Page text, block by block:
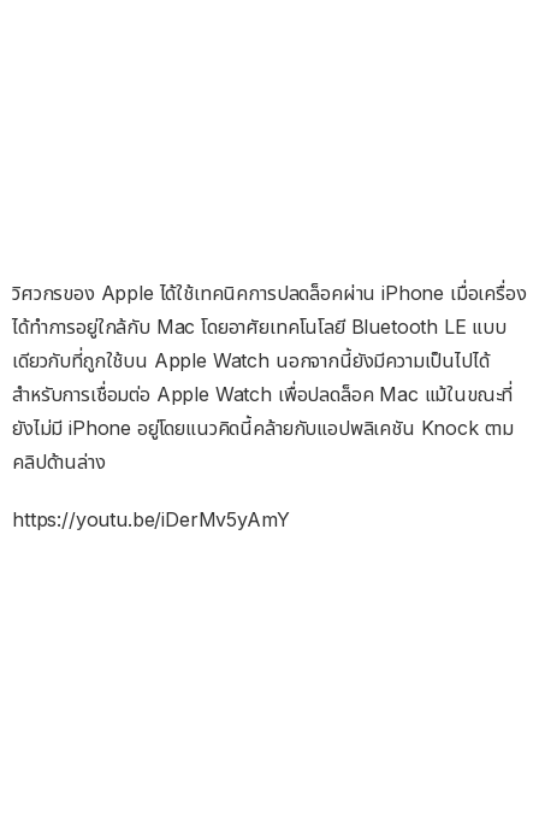
วิศวกรของ Apple ได้ใช้เทคนิคการปลดล็อคผ่าน iPhone เมื่อเครื่อง
ได้ทำการอยู่ใกล้กับ Mac โดยอาศัยเทคโนโลยี Bluetooth LE แบบ
เดียวกับที่ถูกใช้บน Apple Watch นอกจากนี้ยังมีความเป็นไปได้
สำหรับการเชื่อมต่อ Apple Watch เพื่อปลดล็อค Mac แม้ในขณะที่
ยังไม่มี iPhone อยู่โดยแนวคิดนี้คล้ายกับแอปพลิเคชัน Knock ตาม
คลิปด้านล่าง
https://youtu.be/iDerMv5yAmY